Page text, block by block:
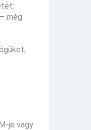
még
je vagy